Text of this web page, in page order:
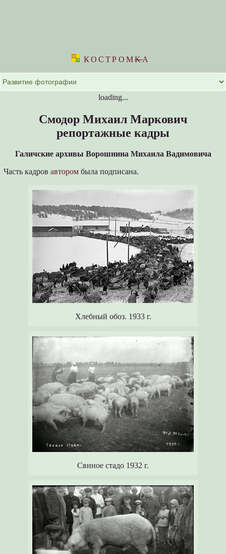
КОСТРОМKА
loading...
Смодор Михаил Маркович
репортажные кадры
Галичские архивы Ворошнина Михаила Вадимовича
Часть кадровавтором была подписана.
Хлебный обоз. 1933 г.
Свиное стадо 1932 г.